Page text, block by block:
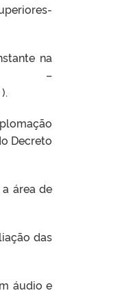
na
–
Decreto
área de
das
áudio e